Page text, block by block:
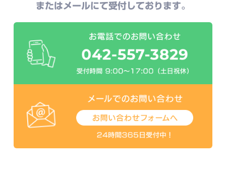
またはメールにて受付しております。